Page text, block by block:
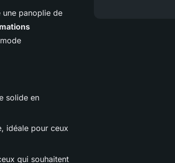
panoplie de
solide en
idéale pour ceux
qui souhaitent